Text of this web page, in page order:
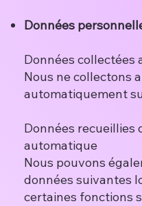
Données
Données
Nous ne collectons
automatiquement
Données recueillies
automatique
Nous pouvons
données suivantes
certaines fonctions